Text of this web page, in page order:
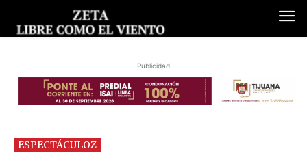
Publicidad
ESPECTÁCULOZ